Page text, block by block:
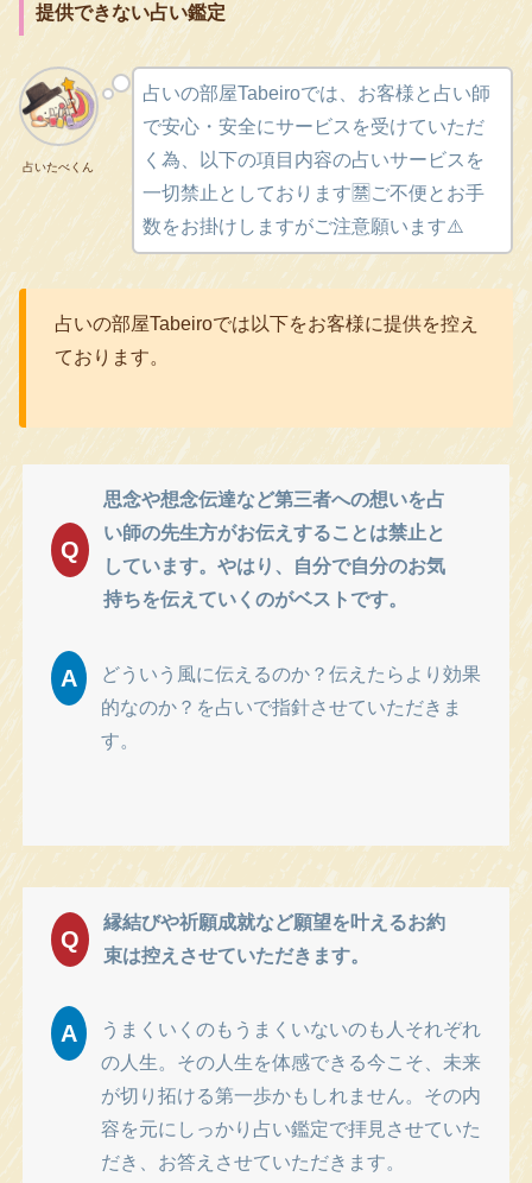
提供できない占い鑑定
占いたべくん
占いの部屋Tabeiroでは、お客様と占い師
で安心・安全にサービスを受けていただ
く為、以下の項目内容の占いサービスを
一切禁止としております🈲ご不便とお手
数をお掛けしますがご注意願います⚠️
占いの部屋Tabeiroでは以下をお客様に提供を控え
ております。
Q
思念や想念伝達など第三者への想いを占
い師の先生方がお伝えすることは禁止と
しています。やはり、自分で自分のお気
持ちを伝えていくのがベストです。
A
どういう風に伝えるのか？伝えたらより効果
的なのか？を占いで指針させていただきま
す。
Q
縁結びや祈願成就など願望を叶えるお約
束は控えさせていただきます。
A
うまくいくのもうまくいないのも人それぞれ
の人生。その人生を体感できる今こそ、未来
が切り拓ける第一歩かもしれません。その内
容を元にしっかり占い鑑定で拝見させていた
だき、お答えさせていただきます。